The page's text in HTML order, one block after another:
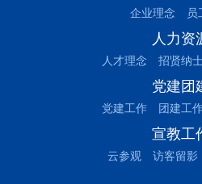
企业理念 员
人力资
人才理念 招贤纳
党建团
党建工作 团建工
宣教工
云参观 访客留影